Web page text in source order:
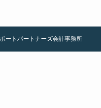
ートパートナーズ会計事務所